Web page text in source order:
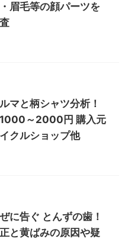
眉毛等の顔パーツを
マと柄シャツ分析！
～2000円 購入元
クルショップ他
に告ぐ とんずの歯！
と黄ばみの原因や疑